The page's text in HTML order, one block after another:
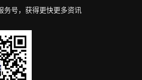
务号，获得更快更多资讯